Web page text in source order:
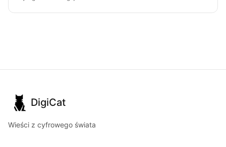
DigiCat
Wieści z cyfrowego świata